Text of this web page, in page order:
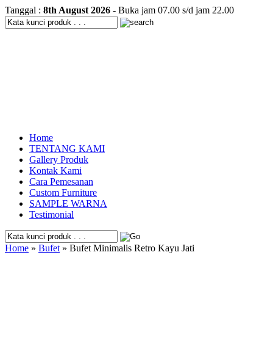
Tanggal : 8th August 2026 - Buka jam 07.00 s/d jam 22.00
Home
TENTANG KAMI
Gallery Produk
Kontak Kami
Cara Pemesanan
Custom Furniture
SAMPLE WARNA
Testimonial
Home » Bufet » Bufet Minimalis Retro Kayu Jati